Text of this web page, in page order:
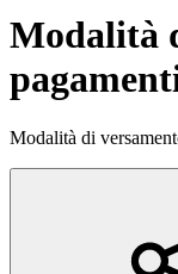
Modalità
Modalità di